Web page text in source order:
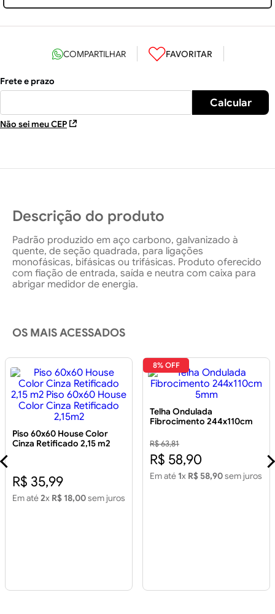
Não sei meu CEP
Descrição do produto
Padrão produzido em aço carbono, galvanizado à
quente, de seção quadrada, para ligações
monofásicas, bifásicas ou trifásicas. Produto oferecido
com fiação de entrada, saída e neutra com caixa para
abrigar medidor de energia.
OS MAIS ACESSADOS
Piso 60x60 House Color
Cinza Retificado 2,15 m2
R$ 35,99
Em até2x R$ 18,00sem juros
8% OFF
Telha Ondulada
Fibrocimento 244x110cm
R$ 63,81
R$ 58,90
Em até 1x R$ 58,90sem juros